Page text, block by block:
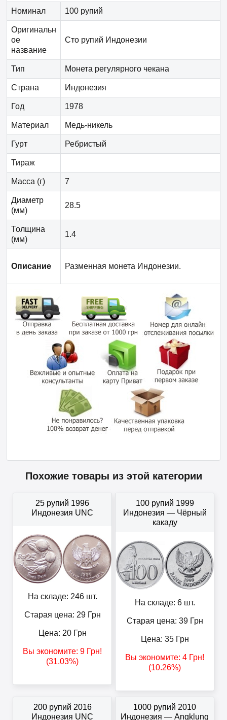
Номинал 100 рупий
Оригинальн
ое
название
Сто рупий Индонезии
Тип Монета регулярного чекана
Страна Индонезия
Год 1978
Материал Медь-никель
Гурт Ребристый
Тираж
Масса (г) 7
Диаметр
(мм)
28.5
Толщина
(мм)
1.4
Описание Разменная монета Индонезии.
Похожие товары из этой категории
25 рупий 1996
Индонезия UNC
На складе: 246 шт.
Старая цена: 29Грн
Цена: 20Грн
Вы экономите: 9 Грн!
(31.03%)
100 рупий 1999
Индонезия — Чёрный
какаду
На складе: 6 шт.
Старая цена: 39Грн
Цена: 35Грн
Вы экономите: 4 Грн!
(10.26%)
200 рупий 2016
Индонезия UNC
1000 рупий 2010
Индонезия — Angklung